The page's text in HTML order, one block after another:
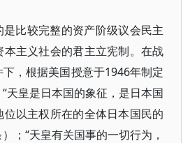
比较完整的资产阶级议会民主
主义社会的君主立宪制。在战
，根据美国授意于1946年制定
天皇是日本国的象征，是日本国
以主权所在的全体日本国民的
；“天皇有关国事的一切行为，